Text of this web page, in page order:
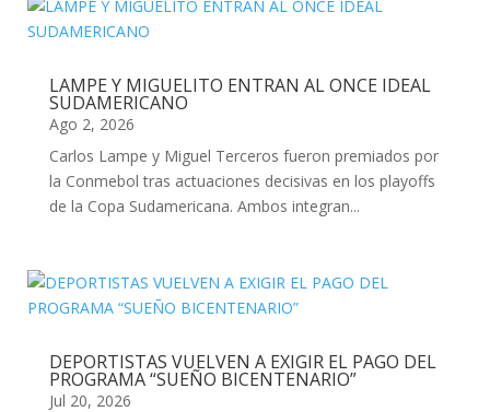
LAMPE Y MIGUELITO ENTRAN AL ONCE IDEAL
SUDAMERICANO
Ago 2, 2026
Carlos Lampe y Miguel Terceros fueron premiados por
la Conmebol tras actuaciones decisivas en los playoffs
de la Copa Sudamericana. Ambos integran...
DEPORTISTAS VUELVEN A EXIGIR EL PAGO DEL
PROGRAMA “SUEÑO BICENTENARIO”
Jul 20, 2026